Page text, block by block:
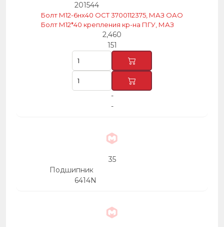
201544
Болт М12-6нх40 ОСТ 3700112375, МАЗ ОАО
Болт М12*40 крепления кр-на ПГУ, МАЗ
2,460
151
-
-
35
Подшипник
6414N